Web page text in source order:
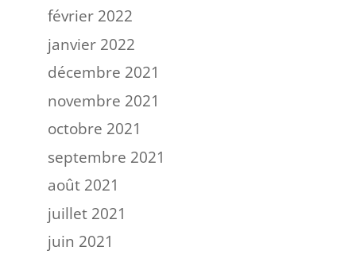
février 2022
janvier 2022
décembre 2021
novembre 2021
octobre 2021
septembre 2021
août 2021
juillet 2021
juin 2021